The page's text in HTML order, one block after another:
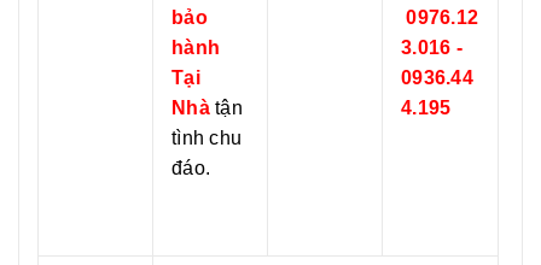
bảo
hành
Tại
Nhà tận
tình chu
đáo.
0976.12
3.016 -
0936.44
4.195